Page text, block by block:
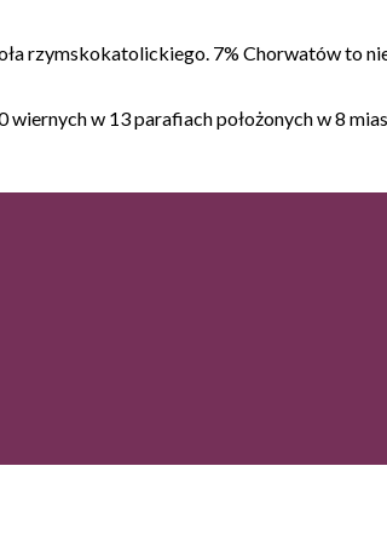
rzymskokatolickiego. 7% Chorwatów to
w 13 parafiach położonych w 8